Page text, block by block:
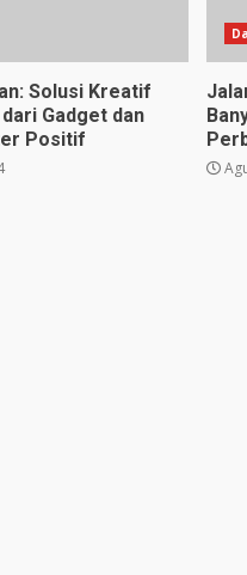
Solusi Kreatif
Gadget dan
Positif